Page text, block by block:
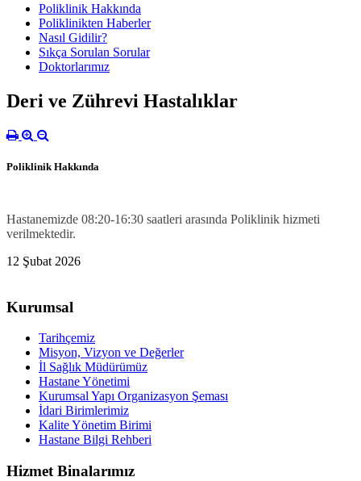
Poliklinik Hakkında
Poliklinikten Haberler
Nasıl Gidilir?
Sıkça Sorulan Sorular
Doktorlarımız
Deri ve Zührevi Hastalıklar
Poliklinik Hakkında
Hastanemizde 08:20-16:30 saatleri arasında Poliklinik hizmeti
verilmektedir.
12 Şubat 2026
Kurumsal
Tarihçemiz
Misyon, Vizyon ve Değerler
İl Sağlık Müdürümüz
Hastane Yönetimi
Kurumsal Yapı Organizasyon Şeması
İdari Birimlerimiz
Kalite Yönetim Birimi
Hastane Bilgi Rehberi
Hizmet Binalarımız